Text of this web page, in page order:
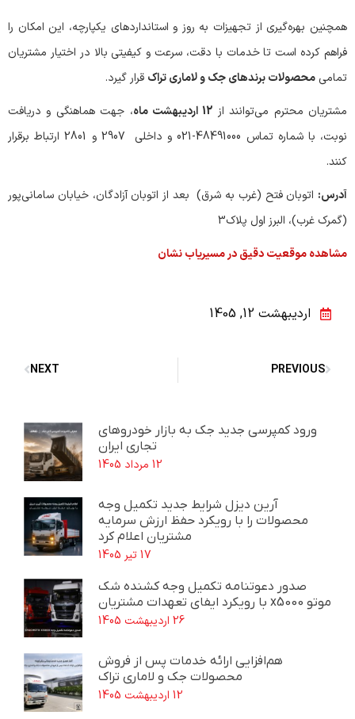
همچنین بهره‌گیری از تجهیزات به‌ روز و استانداردهای یکپارچه، این امکان را
فراهم کرده است تا خدمات با دقت، سرعت و کیفیتی بالا در اختیار مشتریان
تمامی محصولات برندهای جک و لاماری تراک قرار گیرد.
مشتریان محترم می‌توانند از 12 اردیبهشت ماه
، جهت هماهنگی و دریافت
نوبت، با شماره تماس 48491000-021 و داخلی 2907 و 2801 ارتباط برقرار
کنند.
آدرس: اتوبان فتح (غرب به شرق) بعد از اتوبان آزادگان، خیابان سامانی‌پور
(گمرک غرب)، البرز اول پلاک3
مشاهده موقعیت دقیق در مسیریاب نشان
اردیبهشت 12, 1405
PREVIOUS
NEXT
ورود کمپرسی جدید جک به بازار خودروهای
تجاری ایران
12 مرداد 1405
آرین دیزل شرایط جدید تکمیل وجه
محصولات را با رویکرد حفظ ارزش سرمایه
مشتریان اعلام کرد
17 تیر 1405
صدور دعوتنامه تکمیل وجه کشنده شک
موتو x5000 با رویکرد ایفای تعهدات مشتریان
26 اردیبهشت 1405
هم‌افزایی ارائه خدمات پس از فروش
محصولات جک و لاماری تراک
12 اردیبهشت 1405